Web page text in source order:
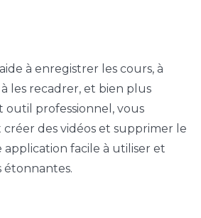
à enregistrer les cours, à
à les recadrer, et bien plus
outil professionnel, vous
des vidéos et supprimer le
facile à utiliser et
étonnantes.